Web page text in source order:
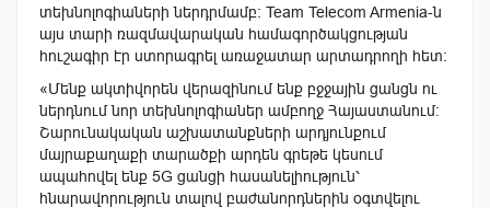
տեխնոլոգիաների ներդրմամբ։ Team Telecom Armenia-ն
այս տարի ռազմավարական համագործակցության
հուշագիր էր ստորագրել առաջատար արտադրողի հետ։
«Մենք ակտիվորեն վերազինում ենք բջջային ցանցն ու
ներդնում նոր տեխնոլոգիաներ ամբողջ Հայաստանում։
Շարունակական աշխատանքների արդյունքում
մայրաքաղաքի տարածքի արդեն գրեթե կեսում
ապահովել ենք 5G ցանցի հասանելիություն՝
հնարավորություն տալով բաժանորդներին օգտվելու